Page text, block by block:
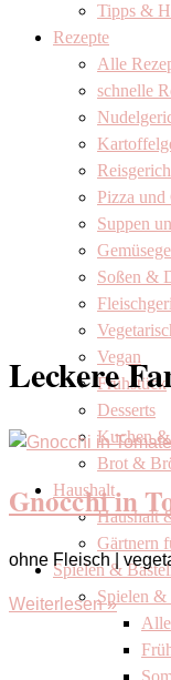
Tipps &
Rezepte
Alle
schnelle
Pizza und
Suppen
Soßen &
Vegan
Frühstück
Desserts
Kuchen
Brot &
Haushalt
Haushalt
Gärtnern
Spielen &
Spielen &
Leckere
Gnocchi in
ohne Fleisch |
Weiterlesen »